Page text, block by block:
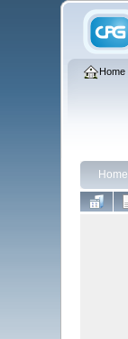
Home
Home